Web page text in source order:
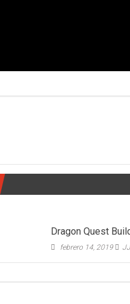
Dragon Quest
febrero 14, 2019